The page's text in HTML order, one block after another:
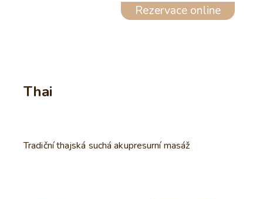
Rezervace online
Thai
Tradiční thajská suchá akupresurní masáž